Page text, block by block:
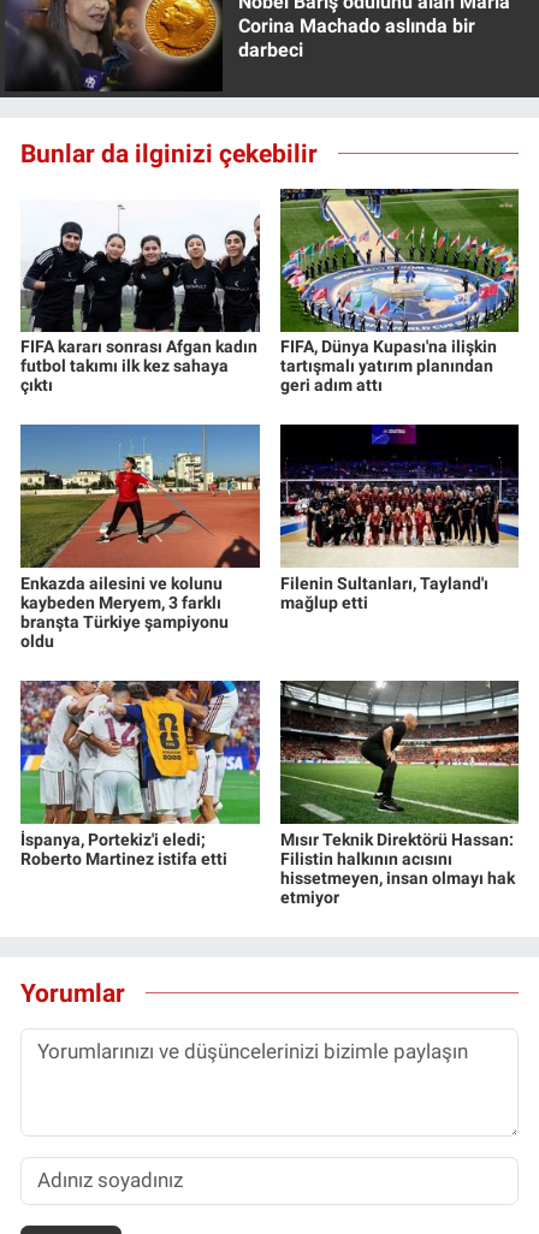
Corina Machado aslında bir
darbeci
Bunlar da ilginizi çekebilir
FIFA kararı sonrası Afgan kadın
futbol takımı ilk kez sahaya
çıktı
FIFA, Dünya Kupası'na ilişkin
tartışmalı yatırım planından
geri adım attı
Enkazda ailesini ve kolunu
kaybeden Meryem, 3 farklı
branşta Türkiye şampiyonu
oldu
Filenin Sultanları, Tayland'ı
mağlup etti
İspanya, Portekiz'i eledi;
Roberto Martinez istifa etti
Mısır Teknik Direktörü Hassan:
Filistin halkının acısını
hissetmeyen, insan olmayı hak
etmiyor
Yorumlar